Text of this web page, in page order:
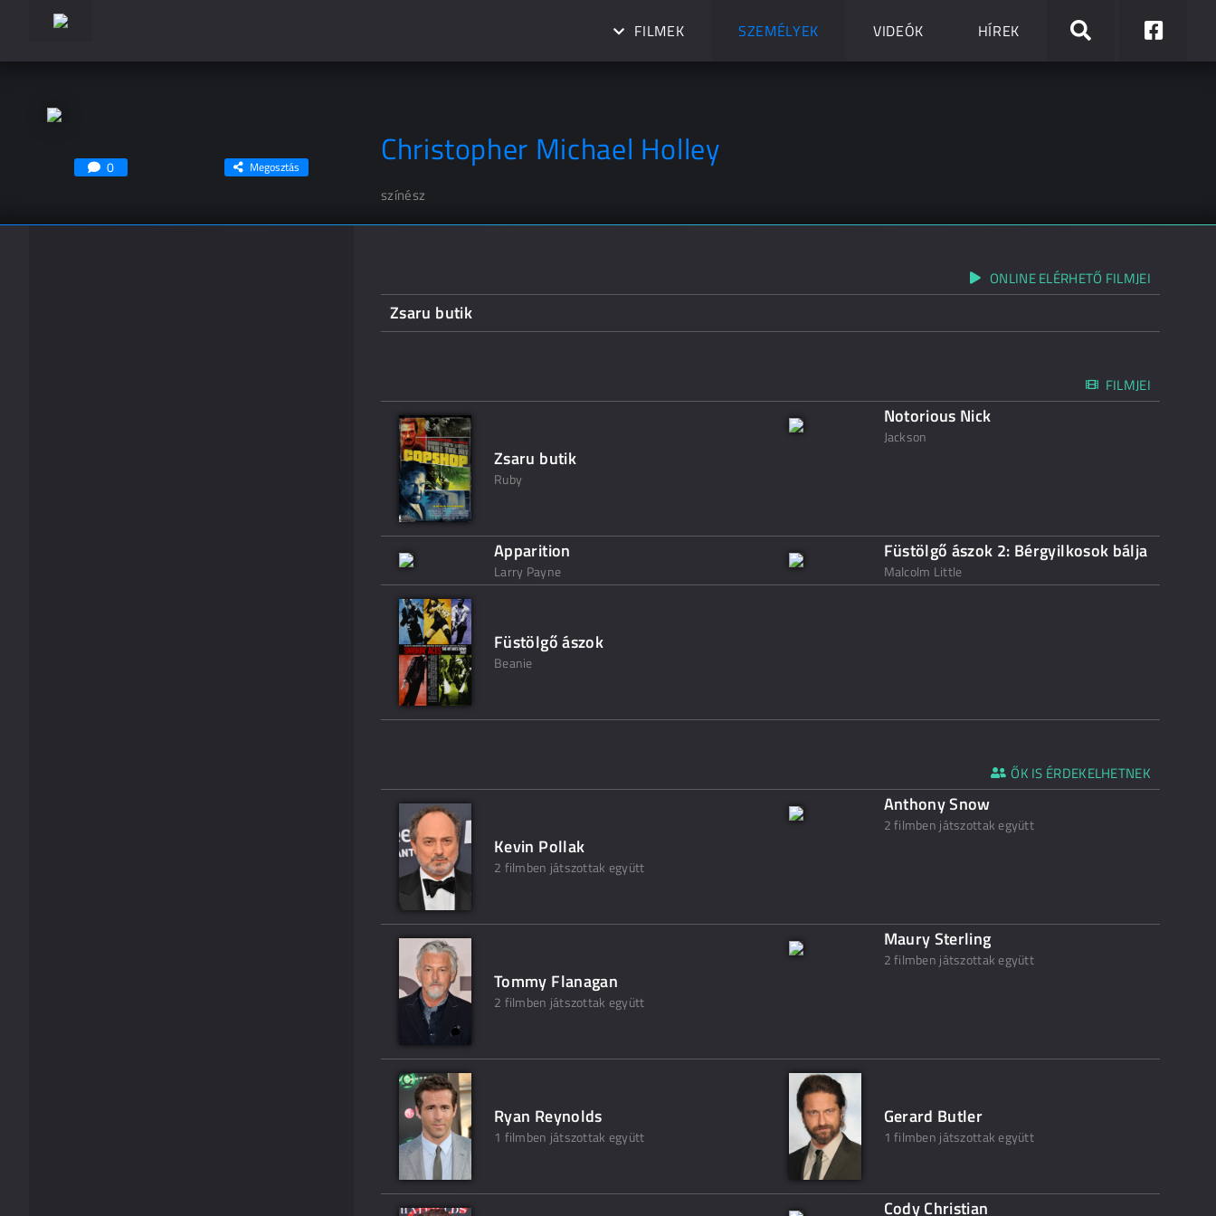
FILMEK SZEMÉLYEK VIDEÓK HÍREK
Christopher Michael Holley
színész
0 Megosztás
ONLINE ELÉRHETŐ FILMJEI
Zsaru butik
FILMJEI
Zsaru butik
Ruby
Notorious Nick
Jackson
Apparition
Larry Payne
Füstölgő ászok 2: Bérgyilkosok bálja
Malcolm Little
Füstölgő ászok
Beanie
ŐK IS ÉRDEKELHETNEK
Kevin Pollak
2 filmben játszottak együtt
Anthony Snow
2 filmben játszottak együtt
Tommy Flanagan
2 filmben játszottak együtt
Maury Sterling
2 filmben játszottak együtt
Ryan Reynolds
1 filmben játszottak együtt
Gerard Butler
1 filmben játszottak együtt
Cody Christian